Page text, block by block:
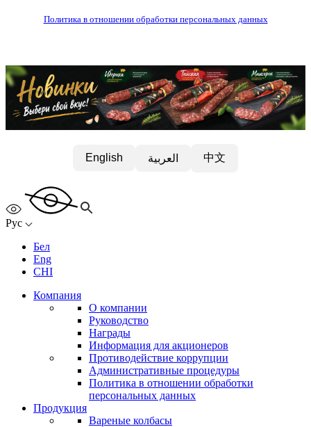
Политика в отношении обработки персональных данных
English العربية 中文
Рус
Бел
Eng
CHI
Компания
О компании
Руководство
Награды
Информация для акционеров
Противодействие коррупции
Административные процедуры
Политика в отношении обработки
персональных данных
Продукция
Вареные колбасы